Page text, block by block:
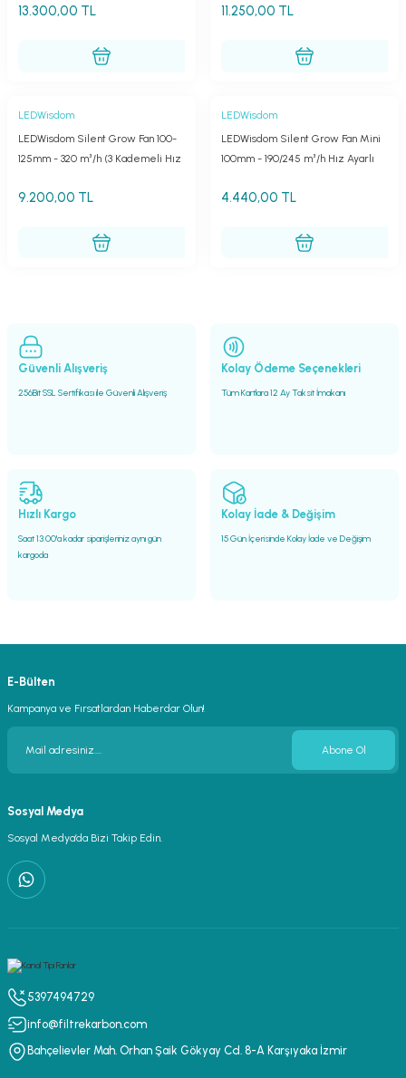
13.300,00 TL 11.250,00 TL
LEDWisdom
LEDWisdom Silent Grow Fan 100-
125mm - 320 m³/h (3 Kademeli Hız
9.200,00 TL
LEDWisdom
LEDWisdom Silent Grow Fan Mini
100mm - 190/245 m³/h Hız Ayarlı
4.440,00 TL
Güvenli Alışveriş
256Bit SSL Sertifikası ile Güvenli Alışveriş
Kolay Ödeme Seçenekleri
Tüm Kartlara 12 Ay Taksit İmakanı
Hızlı Kargo
Saat 13.00'a kadar siparişleriniz aynı gün
kargoda
Kolay İade & Değişim
15 Gün İçerisinde Kolay İade ve Değişim
E-Bülten
Kampanya ve Fırsatlardan Haberdar Olun!
Abone Ol
Sosyal Medya
Sosyal Medya’da Bizi Takip Edin.
5397494729
info@filtrekarbon.com
Bahçelievler Mah. Orhan Şaik Gökyay Cd. 8-A Karşıyaka İzmir